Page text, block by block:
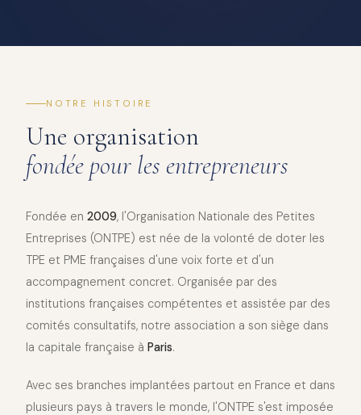
NOTRE HISTOIRE
Une organisation
fondée pour les entrepreneurs
Fondée en 2009, l'Organisation Nationale des Petites
Entreprises (ONTPE) est née de la volonté de doter les
TPE et PME françaises d'une voix forte et d'un
accompagnement concret. Organisée par des
institutions françaises compétentes et assistée par des
comités consultatifs, notre association a son siège dans
la capitale française à Paris.
Avec ses branches implantées partout en France et dans
plusieurs pays à travers le monde, l'ONTPE s'est imposée